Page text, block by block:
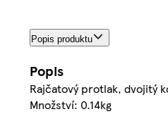
Popis produktu
Popis
Rajčatový protlak, dvojitý
Množství: 0.14kg